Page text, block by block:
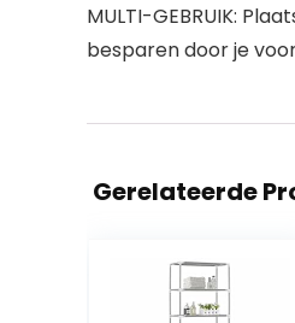
MULTI-GEBRUIK:
besparen door je
Gerelateerde